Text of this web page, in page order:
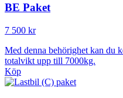
BE Paket
7 500 kr
Med denna behörighet kan du
totalvikt upp till 7000kg.
Köp